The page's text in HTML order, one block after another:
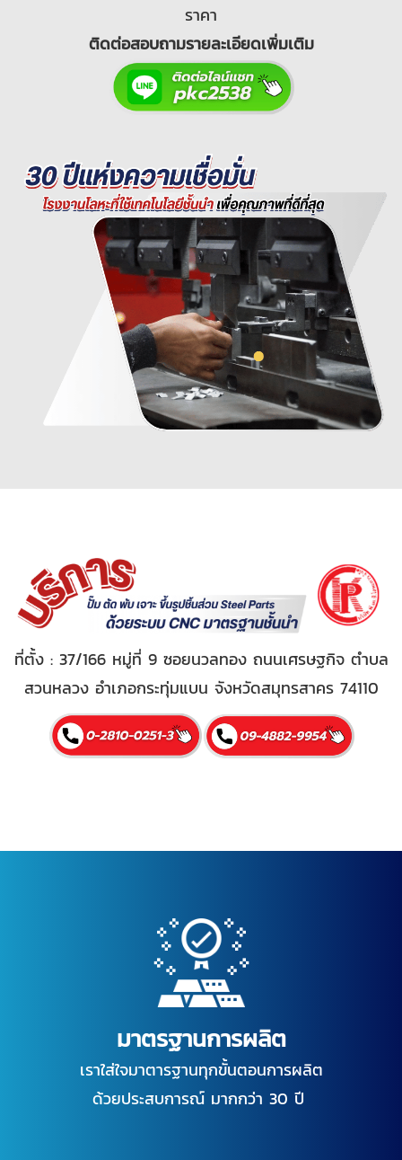
ราคา
ติดต่อสอบถามรายละเอียดเพิ่มเติม
ที่ตั้ง : 37/166 หมู่ที่ 9 ซอยนวลทอง ถนนเศรษฐกิจ ตำบล
สวนหลวง อำเภอกระทุ่มแบน จังหวัดสมุทรสาคร 74110
มาตรฐานการผลิต
เราใส่ใจมาตารฐานทุกขั้นตอนการผลิต
ด้วยประสบการณ์ มากกว่า 30 ปี